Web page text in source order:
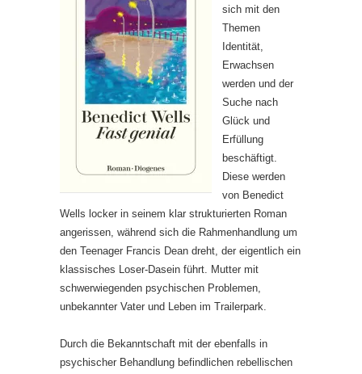
sich mit den
Themen
Identität,
Erwachsen
werden und der
Suche nach
Glück und
Erfüllung
beschäftigt.
Diese werden
von Benedict
Wells locker in seinem klar strukturierten Roman
angerissen, während sich die Rahmenhandlung um
den Teenager Francis Dean dreht, der eigentlich ein
klassisches Loser-Dasein führt. Mutter mit
schwerwiegenden psychischen Problemen,
unbekannter Vater und Leben im Trailerpark.
Durch die Bekanntschaft mit der ebenfalls in
psychischer Behandlung befindlichen rebellischen